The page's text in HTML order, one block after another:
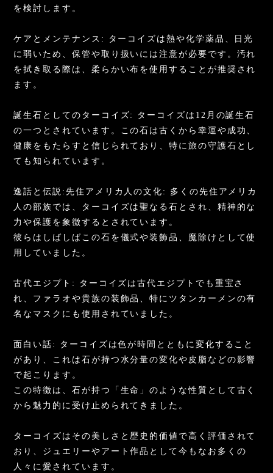
を検討します。
ケアとメンテナンス: ターコイズは熱や化学薬品、日光
に弱いため、保管や取り扱いには注意が必要です。汚れ
を拭き取る際は、柔らかい布を使用することが推奨され
ます。
誕生石としてのターコイズ: ターコイズは12月の誕生石
の一つとされています。この石は古くから幸運や成功、
健康をもたらすと信じられており、特に旅の守護石とし
ても知られています。
逸話と伝説:先住アメリカ人の文化: 多くの先住アメリカ
人の部族では、ターコイズは聖なる石とされ、精神的な
力や保護を象徴するとされています。
彼らはしばしばこの石を儀式や装飾品、魔除けとして使
用していました。
古代エジプト: ターコイズは古代エジプトでも重宝さ
れ、ファラオや貴族の装飾品、特にツタンカーメンの有
名なマスクにも使用されていました。
面白い話: ターコイズは色が時間とともに変化すること
があり、これは石が持つ水分量の変化や皮脂などの影響
で起こります。
この特徴は、石が持つ「生命」のような性質として古く
から魅力的に受け止められてきました。
ターコイズはその美しさと歴史的価値で高く評価されて
おり、ジュエリーやアート作品として今もなお多くの
人々に愛されています。